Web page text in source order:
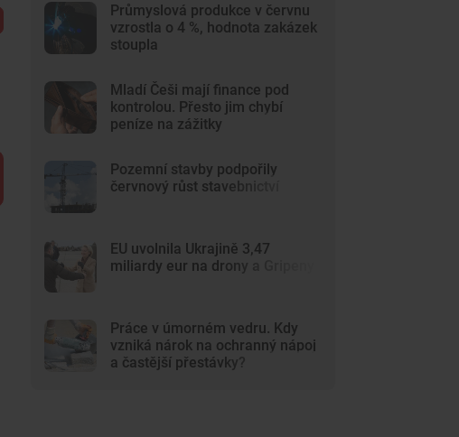
Průmyslová produkce v červnu
vzrostla o 4 %, hodnota zakázek
stoupla
Mladí Češi mají finance pod
kontrolou. Přesto jim chybí
peníze na zážitky
Pozemní stavby podpořily
červnový růst stavebnictví
EU uvolnila Ukrajině 3,47
miliardy eur na drony a Gripeny
Práce v úmorném vedru. Kdy
vzniká nárok na ochranný nápoj
a častější přestávky?